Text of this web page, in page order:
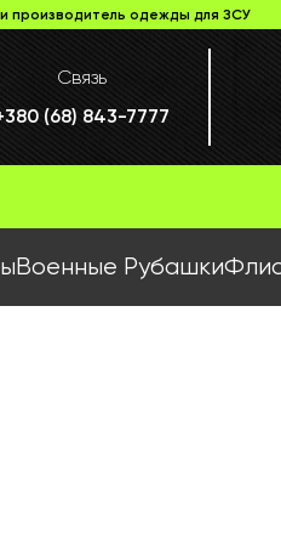
производитель одежды для ЗСУ
Связь
(68) 843-7777
Военные Рубашки